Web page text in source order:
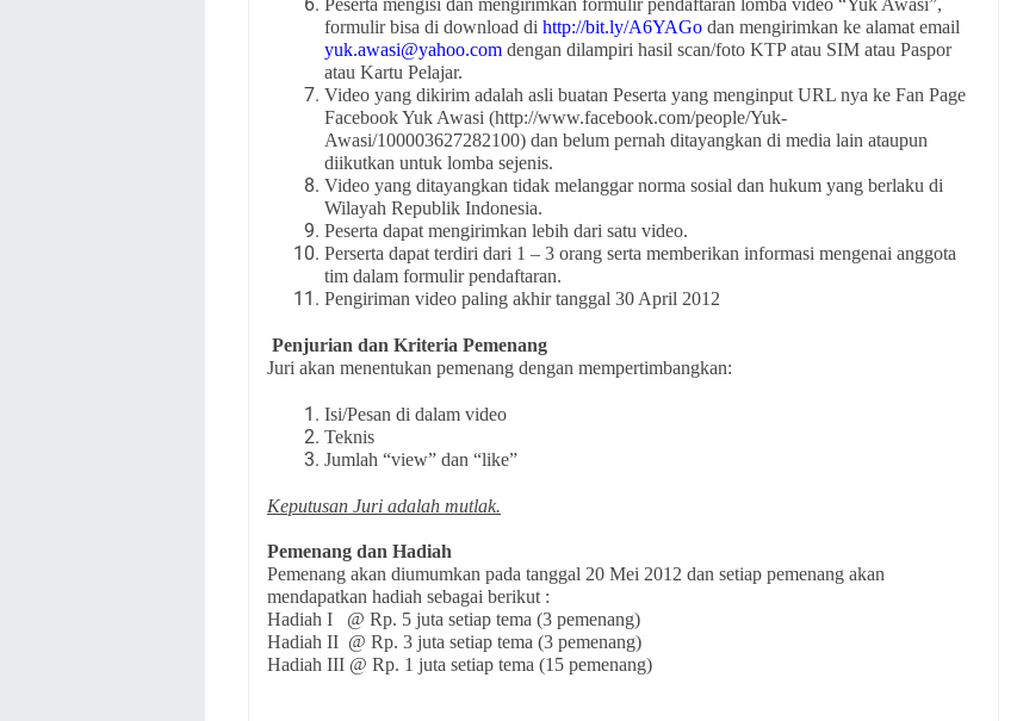
Peserta mengisi dan mengirimkan formulir pendaftaran lomba video “Yuk Awasi”,
formulir bisa di download di http://bit.ly/A6YAGo dan mengirimkan ke alamat email
yuk.awasi@yahoo.com dengan dilampiri hasil scan/foto KTP atau SIM atau Paspor
atau Kartu Pelajar.
Video yang dikirim adalah asli buatan Peserta yang menginput URL nya ke Fan Page
Facebook Yuk Awasi (http://www.facebook.com/people/Yuk-
Awasi/100003627282100) dan belum pernah ditayangkan di media lain ataupun
diikutkan untuk lomba sejenis.
Video yang ditayangkan tidak melanggar norma sosial dan hukum yang berlaku di
Wilayah Republik Indonesia.
Peserta dapat mengirimkan lebih dari satu video.
Perserta dapat terdiri dari 1 – 3 orang serta memberikan informasi mengenai anggota
tim dalam formulir pendaftaran.
Pengiriman video paling akhir tanggal 30 April 2012
Penjurian dan Kriteria Pemenang
Juri akan menentukan pemenang dengan mempertimbangkan:
Isi/Pesan di dalam video
Teknis
Jumlah “view” dan “like”
Keputusan Juri adalah mutlak.
Pemenang dan Hadiah
Pemenang akan diumumkan pada tanggal 20 Mei 2012 dan setiap pemenang akan
mendapatkan hadiah sebagai berikut :
Hadiah I @ Rp. 5 juta setiap tema (3 pemenang)
Hadiah II @ Rp. 3 juta setiap tema (3 pemenang)
Hadiah III @ Rp. 1 juta setiap tema (15 pemenang)